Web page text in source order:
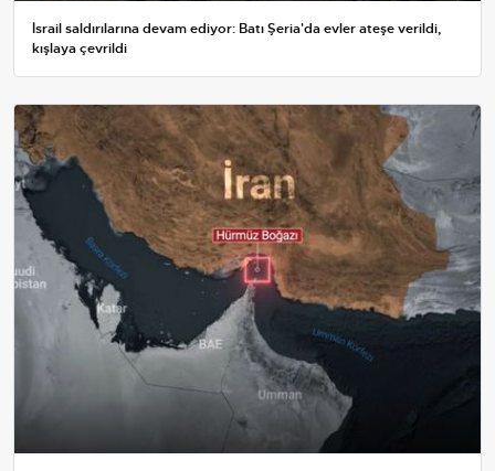
İsrail saldırılarına devam ediyor: Batı Şeria'da evler ateşe verildi,
kışlaya çevrildi